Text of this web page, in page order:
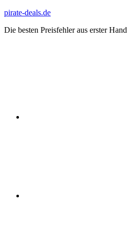
Zum
springen
pirate-deals.de
Die besten Preisfehler aus erster Hand